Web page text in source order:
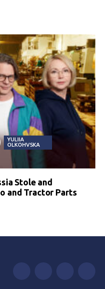
YULIIA
OLKOHVSKA
Stole and
and Tractor Parts